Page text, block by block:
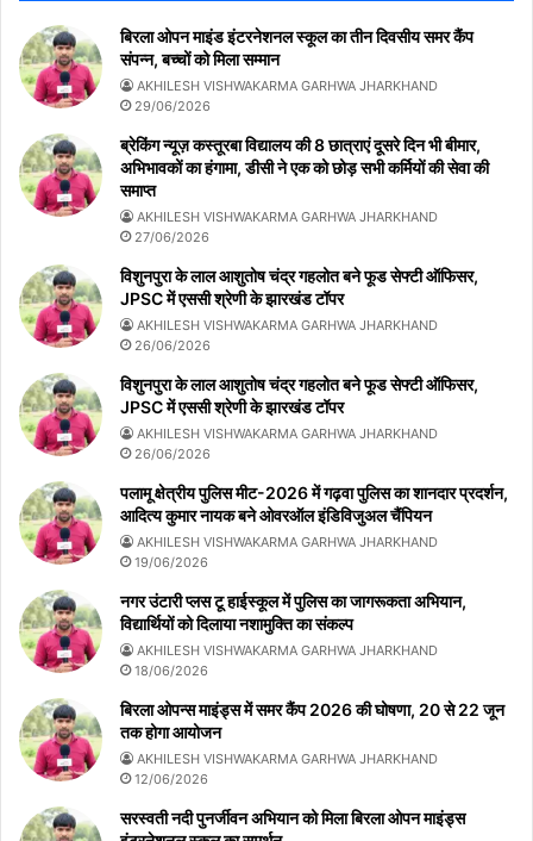
बिरला ओपन माइंड इंटरनेशनल स्कूल का तीन दिवसीय समर कैंप
संपन्न, बच्चों को मिला सम्मान
AKHILESH VISHWAKARMA GARHWA JHARKHAND
29/06/2026
ब्रेकिंग न्यूज़ कस्तूरबा विद्यालय की 8 छात्राएं दूसरे दिन भी बीमार,
अभिभावकों का हंगामा, डीसी ने एक को छोड़ सभी कर्मियों की सेवा की
समाप्त
AKHILESH VISHWAKARMA GARHWA JHARKHAND
27/06/2026
विशुनपुरा के लाल आशुतोष चंद्र गहलोत बने फूड सेफ्टी ऑफिसर,
JPSC में एससी श्रेणी के झारखंड टॉपर
AKHILESH VISHWAKARMA GARHWA JHARKHAND
26/06/2026
विशुनपुरा के लाल आशुतोष चंद्र गहलोत बने फूड सेफ्टी ऑफिसर,
JPSC में एससी श्रेणी के झारखंड टॉपर
AKHILESH VISHWAKARMA GARHWA JHARKHAND
26/06/2026
पलामू क्षेत्रीय पुलिस मीट-2026 में गढ़वा पुलिस का शानदार प्रदर्शन,
आदित्य कुमार नायक बने ओवरऑल इंडिविजुअल चैंपियन
AKHILESH VISHWAKARMA GARHWA JHARKHAND
19/06/2026
नगर उंटारी प्लस टू हाईस्कूल में पुलिस का जागरूकता अभियान,
विद्यार्थियों को दिलाया नशामुक्ति का संकल्प
AKHILESH VISHWAKARMA GARHWA JHARKHAND
18/06/2026
बिरला ओपन्स माइंड्स में समर कैंप 2026 की घोषणा, 20 से 22 जून
तक होगा आयोजन
AKHILESH VISHWAKARMA GARHWA JHARKHAND
12/06/2026
सरस्वती नदी पुनर्जीवन अभियान को मिला बिरला ओपन माइंड्स